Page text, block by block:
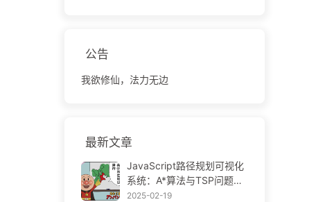
公告
我欲修仙，法力无边
最新文章
JavaScript路径规划可视化
系统：A*算法与TSP问题解
决方案
2025-02-19